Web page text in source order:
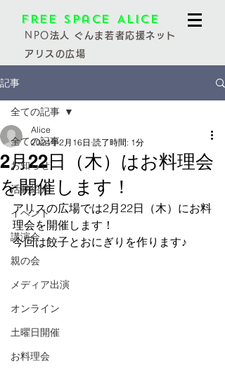
Free Space Alice
NPO法人 ぐんま若者応援ネット
アリスの広場
記事
全ての記事
お知らせ
活動紹介
イベント
講演会
親の会
メディア出演
オンライン
土曜日開催
お料理会
全ての記事
2月22日（木）はお料理会
を開催します！
Alice
2024年2月16日 読了時間: 1分
アリスの広場では2月22日（木）にお料
理会を開催します！
今回は餃子とおにぎりを作ります♪